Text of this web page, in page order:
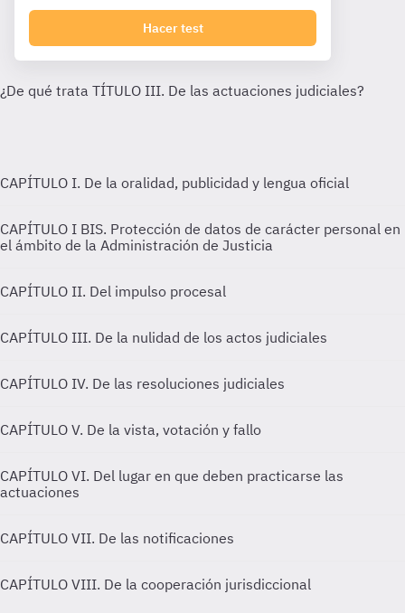
Hacer test
CAPÍTULO I. De la oralidad, publicidad y lengua oficial
CAPÍTULO I BIS. Protección de datos de carácter personal en
el ámbito de la Administración de Justicia
CAPÍTULO II. Del impulso procesal
CAPÍTULO III. De la nulidad de los actos judiciales
CAPÍTULO IV. De las resoluciones judiciales
CAPÍTULO V. De la vista, votación y fallo
CAPÍTULO VI. Del lugar en que deben practicarse las
actuaciones
CAPÍTULO VII. De las notificaciones
CAPÍTULO VIII. De la cooperación jurisdiccional